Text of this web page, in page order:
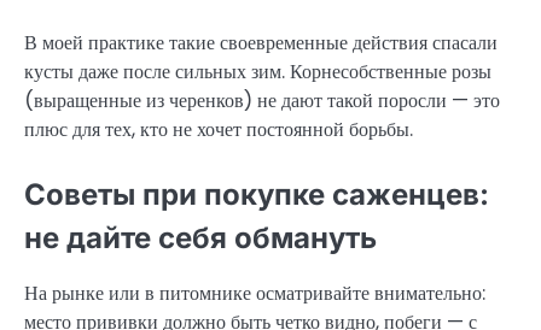
В моей практике такие своевременные действия спасали
кусты даже после сильных зим. Корнесобственные розы
(выращенные из черенков) не дают такой поросли — это
плюс для тех, кто не хочет постоянной борьбы.
Советы при покупке саженцев:
не дайте себя обмануть
На рынке или в питомнике осматривайте внимательно:
место прививки должно быть четко видно, побеги — с